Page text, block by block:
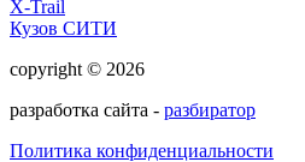
X-Trail
Кузов СИТИ
copyright © 2026
разработка сайта - разбиратор
Политика конфиденциальности